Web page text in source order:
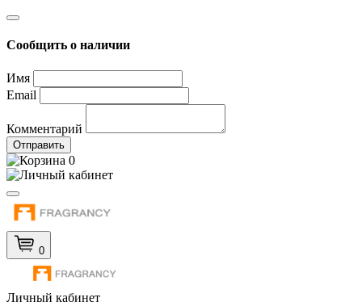
Сообщить о наличии
Имя
Email
Комментарий
Отправить
0
0
Личный кабинет